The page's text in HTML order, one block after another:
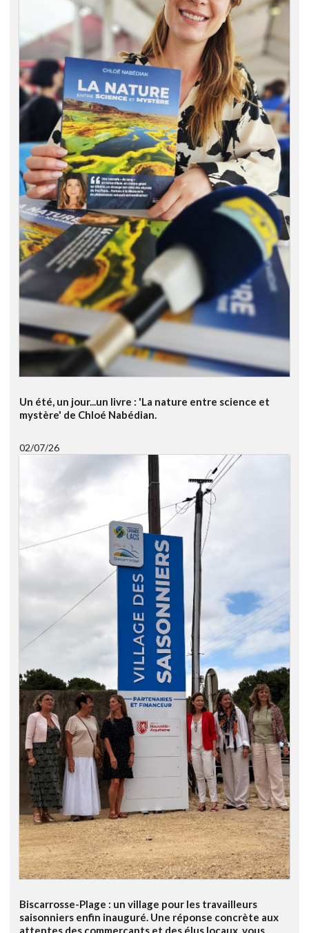
Un été, un jour...un livre : 'La nature entre science et
mystère' de Chloé Nabédian.
02/07/26
Biscarrosse-Plage : un village pour les travailleurs
saisonniers enfin inauguré. Une réponse concrète aux
attentes des commerçants et des élus locaux, vous